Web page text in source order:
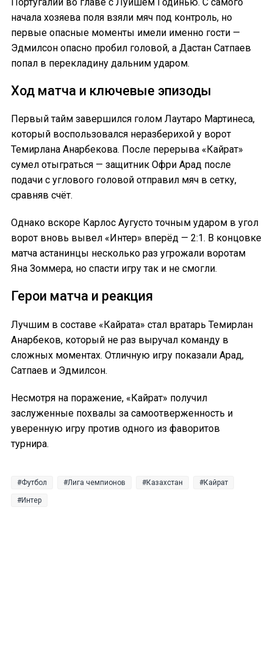
начала хозяева поля взяли мяч под контроль, но
первые опасные моменты имели именно гости —
Эдмилсон опасно пробил головой, а Дастан Сатпаев
попал в перекладину дальним ударом.
Ход матча и ключевые эпизоды
Первый тайм завершился голом Лаутаро Мартинеса,
который воспользовался неразберихой у ворот
Темирлана Анарбекова. После перерыва «Кайрат»
сумел отыграться — защитник Офри Арад после
подачи с углового головой отправил мяч в сетку,
сравняв счёт.
Однако вскоре Карлос Аугусто точным ударом в угол
ворот вновь вывел «Интер» вперёд — 2:1. В концовке
матча астанинцы несколько раз угрожали воротам
Яна Зоммера, но спасти игру так и не смогли.
Герои матча и реакция
Лучшим в составе «Кайрата» стал вратарь Темирлан
Анарбеков, который не раз выручал команду в
сложных моментах. Отличную игру показали Арад,
Сатпаев и Эдмилсон.
Несмотря на поражение, «Кайрат» получил
заслуженные похвалы за самоотверженность и
уверенную игру против одного из фаворитов
турнира.
Футбол Лига чемпионов Казахстан Кайрат
Интер